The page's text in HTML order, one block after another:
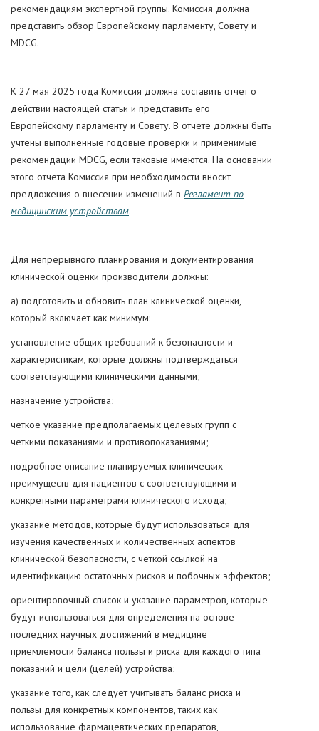
рекомендациям экспертной группы. Комиссия должна
представить обзор Европейскому парламенту, Совету и
MDCG.
К 27 мая 2025 года Комиссия должна составить отчет о
действии настоящей статьи и представить его
Европейскому парламенту и Совету. В отчете должны быть
учтены выполненные годовые проверки и применимые
рекомендации MDCG, если таковые имеются. На основании
этого отчета Комиссия при необходимости вносит
предложения о внесении изменений в Регламент по
медицинским устройствам.
Для непрерывного планирования и документирования
клинической оценки производители должны:
а) подготовить и обновить план клинической оценки,
который включает как минимум:
установление общих требований к безопасности и
характеристикам, которые должны подтверждаться
соответствующими клиническими данными;
назначение устройства;
четкое указание предполагаемых целевых групп с
четкими показаниями и противопоказаниями;
подробное описание планируемых клинических
преимуществ для пациентов с соответствующими и
конкретными параметрами клинического исхода;
указание методов, которые будут использоваться для
изучения качественных и количественных аспектов
клинической безопасности, с четкой ссылкой на
идентификацию остаточных рисков и побочных эффектов;
ориентировочный список и указание параметров, которые
будут использоваться для определения на основе
последних научных достижений в медицине
приемлемости баланса пользы и риска для каждого типа
показаний и цели (целей) устройства;
указание того, как следует учитывать баланс риска и
пользы для конкретных компонентов, таких как
использование фармацевтических препаратов,